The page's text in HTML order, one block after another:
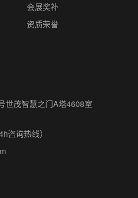
会展奖补
资质荣誉
世茂智慧之门A塔4608室
咨询热线）